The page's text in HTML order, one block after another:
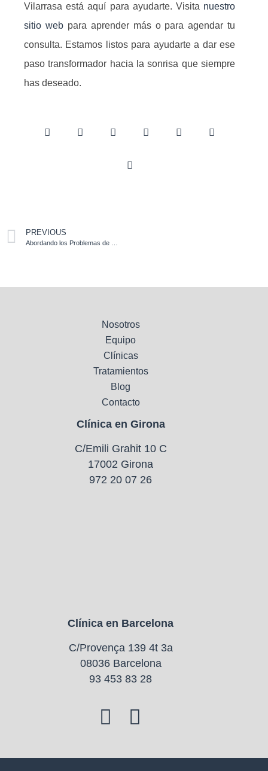
Vilarrasa está aquí para ayudarte. Visita nuestro
sitio webpara aprender más o para agendar tu
consulta. Estamos listos para ayudarte a dar ese
paso transformador hacia la sonrisa que siempre
has deseado.
PREVIOUS
Nosotros
Equipo
Clínicas
Tratamientos
Blog
Contacto
Clínica en Girona
C/Emili Grahit 10 C
17002 Girona
972 20 07 26
Clínica en Barcelona
C/Provença 139 4t 3a
08036 Barcelona
93 453 83 28